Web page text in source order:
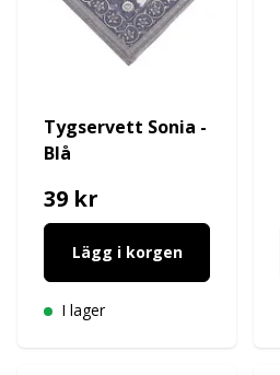
Tygservett Sonia -
Blå
39 kr
Lägg i korgen
I lager